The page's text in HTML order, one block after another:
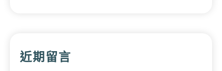
近期留言